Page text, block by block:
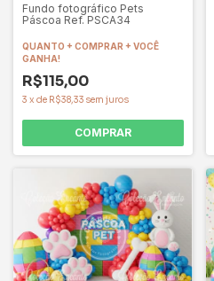
Fundo fotográfico Pets
Páscoa Ref. PSCA34
QUANTO + COMPRAR + VOCÊ
GANHA!
R$115,00
3 x de R$38,33 sem juros
COMPRAR